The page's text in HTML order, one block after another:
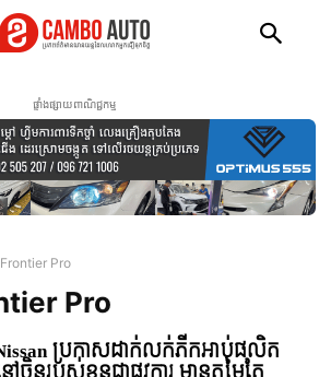
ផ្ទាំងផ្សាយពាណិជ្ជកម្ម
Pro
Pro
ប្រកាសដាក់លក់ភីកអាប់ផលិត